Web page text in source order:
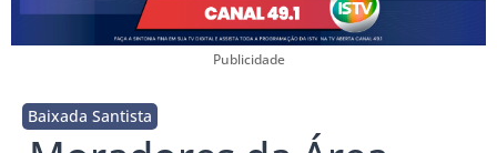
Publicidade
Baixada Santista